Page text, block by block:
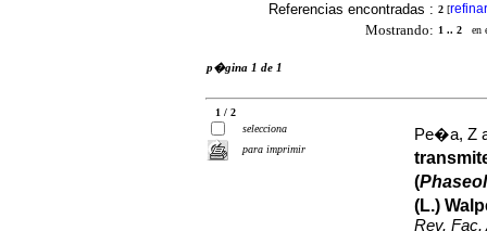
Referencias encontradas : 2 [refinar
Mostrando: 1 .. 2 en
p�gina 1 de 1
1 / 2
selecciona
para imprimir
Pe�a, Z
(
(L.)
Rev. Fac.